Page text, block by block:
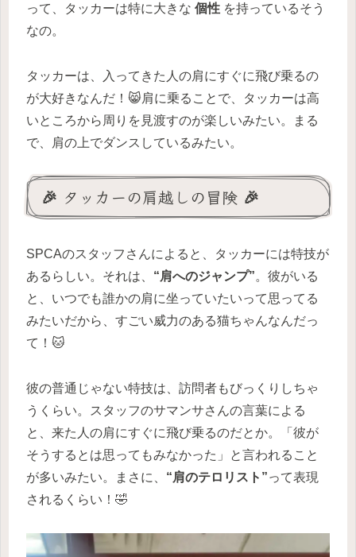
って、タッカーは特に大きな 個性 を持っているそう
なの。
タッカーは、入ってきた人の肩にすぐに飛び乗るの
が大好きなんだ！😸肩に乗ることで、タッカーは高
いところから周りを見渡すのが楽しいみたい。まる
で、肩の上でダンスしているみたい。
🎉 タッカーの肩越しの冒険 🎉
SPCAのスタッフさんによると、タッカーには特技が
あるらしい。それは、 “肩へのジャンプ”。彼がいる
と、いつでも誰かの肩に坐っていたいって思ってる
みたいだから、すごい威力のある猫ちゃんなんだっ
て！🐱
彼の普通じゃない特技は、訪問者もびっくりしちゃ
うくらい。スタッフのサマンサさんの言葉による
と、来た人の肩にすぐに飛び乗るのだとか。「彼が
そうするとは思ってもみなかった」と言われること
が多いみたい。まさに、 “肩のテロリスト”って表現
されるくらい！🤣